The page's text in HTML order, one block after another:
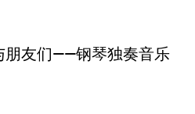
朋友们——钢琴独奏音乐